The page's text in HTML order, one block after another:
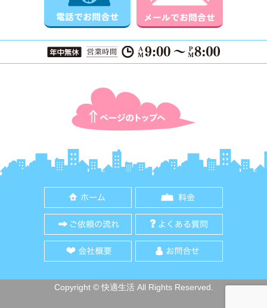
ご依頼の流れ
会社概要
Copyright © 快適生活 All Rights Reserved.